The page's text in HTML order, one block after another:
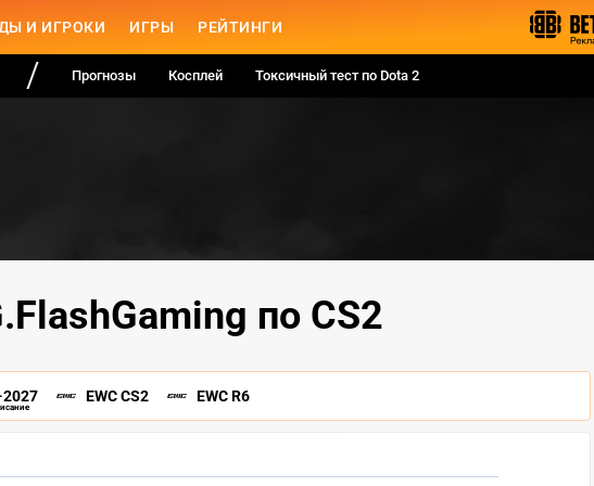
И ИГРОКИ ИГРЫ РЕЙТИНГИ
Прогнозы Косплей Токсичный тест по Dota 2
по CS2
EWC CS2 EWC R6